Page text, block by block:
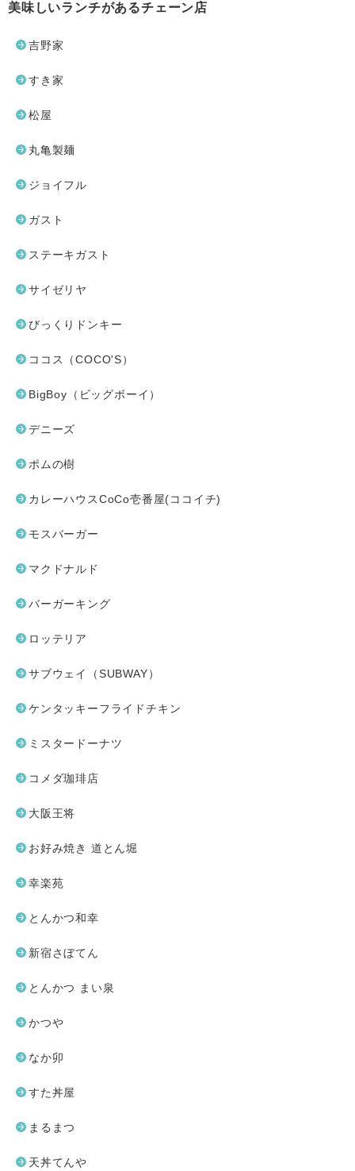
美味しいランチがあるチェーン店
吉野家
すき家
松屋
丸亀製麺
ジョイフル
ガスト
ステーキガスト
サイゼリヤ
びっくりドンキー
ココス（COCO'S）
BigBoy（ビッグボーイ）
デニーズ
ポムの樹
カレーハウスCoCo壱番屋(ココイチ)
モスバーガー
マクドナルド
バーガーキング
ロッテリア
サブウェイ（SUBWAY）
ケンタッキーフライドチキン
ミスタードーナツ
コメダ珈琲店
大阪王将
お好み焼き 道とん堀
幸楽苑
とんかつ和幸
新宿さぼてん
とんかつ まい泉
かつや
なか卯
すた丼屋
まるまつ
天丼てんや